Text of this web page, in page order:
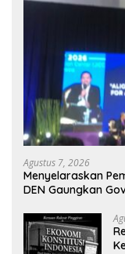
Agustus 7, 2026
Menyelaraskan
DEN Gaungkan